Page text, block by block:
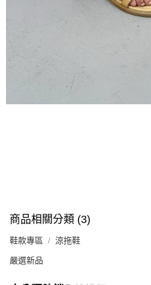
商品相關分類 (3)
鞋款專區 涼拖鞋
嚴選新品